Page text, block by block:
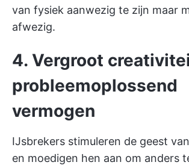
van fysiek aanwezig te zijn maar
afwezig.
4. Vergroot
probleemoplossend
vermogen
IJsbrekers stimuleren de geest
en moedigen hen aan om anders